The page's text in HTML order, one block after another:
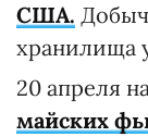
США.
хранилища
20 апреля
майских